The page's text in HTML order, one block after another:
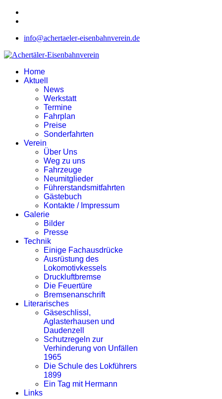
info@achertaeler-eisenbahnverein.de
Home
Aktuell
News
Werkstatt
Termine
Fahrplan
Preise
Sonderfahrten
Verein
Über Uns
Weg zu uns
Fahrzeuge
Neumitglieder
Führerstandsmitfahrten
Gästebuch
Kontakte / Impressum
Galerie
Bilder
Presse
Technik
Einige Fachausdrücke
Ausrüstung des
Lokomotivkessels
Druckluftbremse
Die Feuertüre
Bremsenanschrift
Literarisches
Gäseschlissl,
Aglasterhausen und
Daudenzell
Schutzregeln zur
Verhinderung von Unfällen
1965
Die Schule des Lokführers
1899
Ein Tag mit Hermann
Links